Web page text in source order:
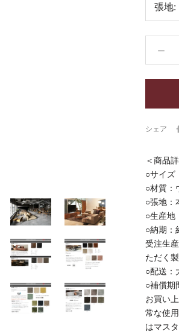
張地:
シェア
＜商品
○サイズ
○材質：
○張地：
○生産地
○納期：
受注生
ただく製
○配送：
○補償期
お買い
常な使
はマス